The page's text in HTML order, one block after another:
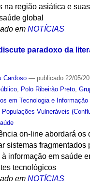
na região asiática e
global
em NOTÍCIAS
paradoxo da
Cardoso — publicado22/05/
, Polo Ribeirão Preto,
em Tecnologia e
Populações Vulneráveis
on-line abordará os
sistemas fragmentados
informação em saúde
tecnológicos
em NOTÍCIAS